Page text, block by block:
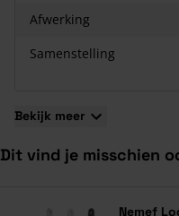
Afwerking
Samenstelling
Bekijk meer
Dit vind je misschien
Nemef